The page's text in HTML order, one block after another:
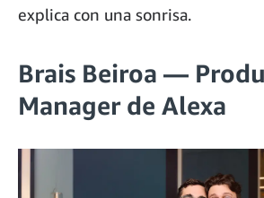
explica con una sonrisa.
Brais Beiroa —
Manager de Alexa